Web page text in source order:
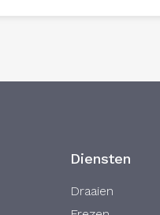
Diensten
Draaien